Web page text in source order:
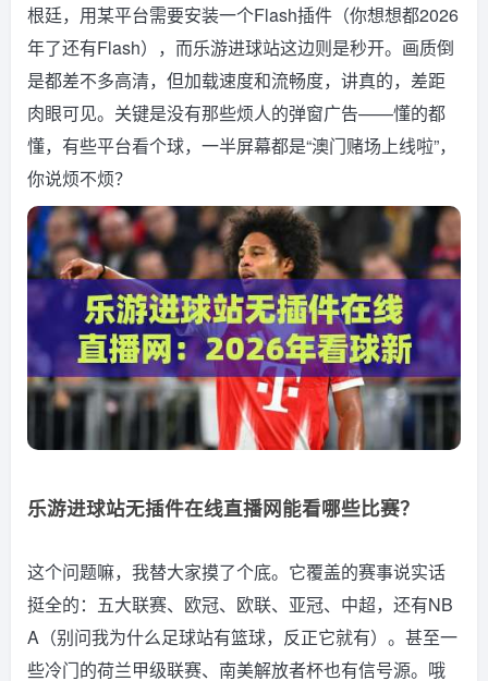
根廷，用某平台需要安装一个Flash插件（你想想都2026
年了还有Flash），而乐游进球站这边则是秒开。画质倒
是都差不多高清，但加载速度和流畅度，讲真的，差距
肉眼可见。关键是没有那些烦人的弹窗广告——懂的都
懂，有些平台看个球，一半屏幕都是“澳门赌场上线啦”，
你说烦不烦？
乐游进球站无插件在线直播网能看哪些比赛？
这个问题嘛，我替大家摸了个底。它覆盖的赛事说实话
挺全的：五大联赛、欧冠、欧联、亚冠、中超，还有NB
A（别问我为什么足球站有篮球，反正它就有）。甚至一
些冷门的荷兰甲级联赛、南美解放者杯也有信号源。哦